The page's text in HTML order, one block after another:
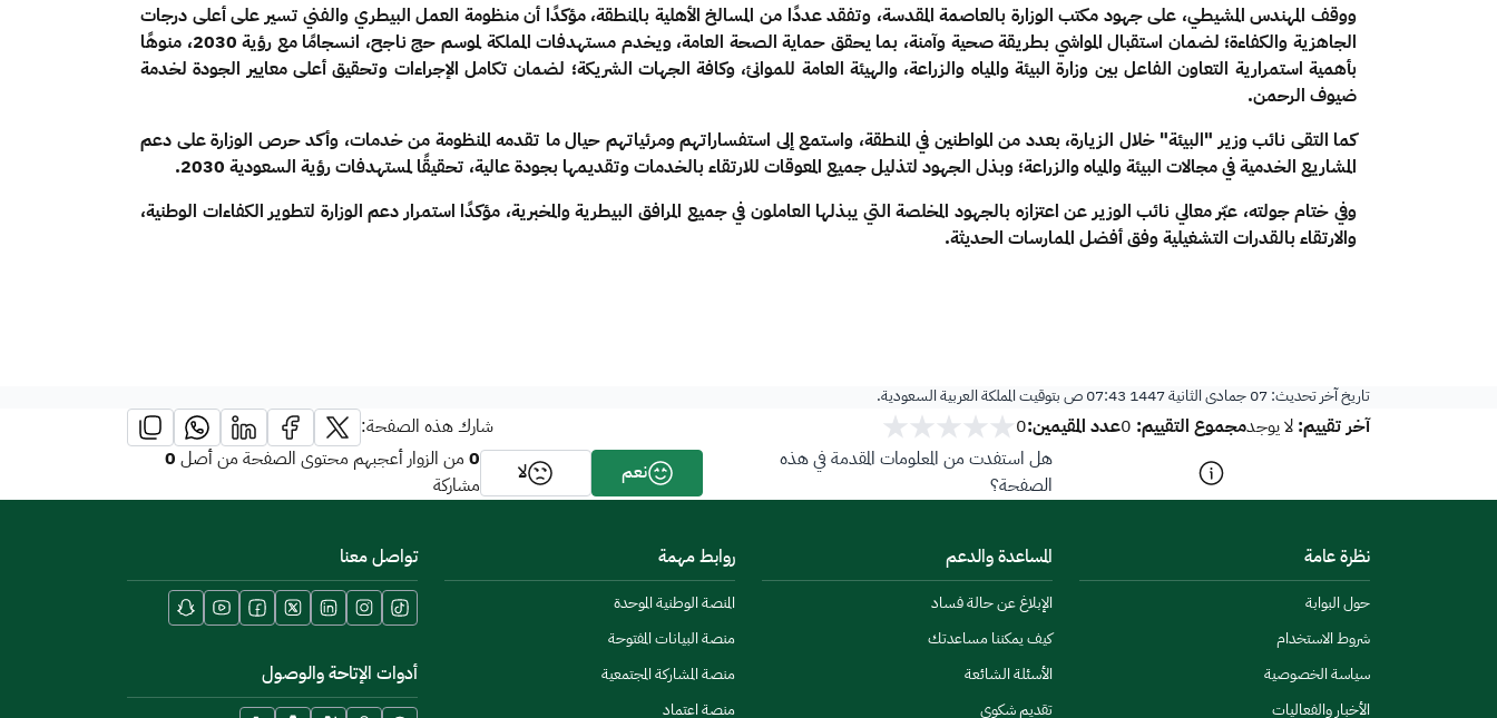
ووقف المهندس المشيطي، على جهود مكتب الوزارة بالعاصمة المقدسة، وتفقد عددًا من المسالخ الأهلية بالمنطقة، مؤكدًا أن منظومة العمل البيطري والفني تسير على أعلى درجات
الجاهزية والكفاءة؛ لضمان استقبال المواشي بطريقة صحية وآمنة، بما يحقق حماية الصحة العامة، ويخدم مستهدفات المملكة لموسم حج ناجح، انسجامًا مع رؤية 2030، منوهًا
بأهمية استمرارية التعاون الفاعل بين وزارة البيئة والمياه والزراعة، والهيئة العامة للموانئ، وكافة الجهات الشريكة؛ لضمان تكامل الإجراءات وتحقيق أعلى معايير الجودة لخدمة
ضيوف الرحمن.
كما التقى نائب وزير "البيئة" خلال الزيارة، بعدد من المواطنين في المنطقة، واستمع إلى استفساراتهم ومرئياتهم حيال ما تقدمه المنظومة من خدمات، وأكد حرص الوزارة على دعم
المشاريع الخدمية في مجالات البيئة والمياه والزراعة؛ وبذل الجهود لتذليل جميع المعوقات للارتقاء بالخدمات وتقديمها بجودة عالية، تحقيقًا لمستهدفات رؤية السعودية 2030.
وفي ختام جولته، عبّر معالي نائب الوزير عن اعتزازه بالجهود المخلصة التي يبذلها العاملون في جميع المرافق البيطرية والمخبرية، مؤكدًا استمرار دعم الوزارة لتطوير الكفاءات الوطنية،
والارتقاء بالقدرات التشغيلية وفق أفضل الممارسات الحديثة.​
تاريخ آخر تحديث:07 جمادى الثانية 1447 07:43 ص بتوقيت المملكة العربية السعودية.
آخر تقييم:لا يوجدمجموع التقييم: 0عدد المقيمين:0
شارك هذه الصفحة:
هل استفدت من المعلومات المقدمة في هذه
الصفحة؟
نعم لا 0من الزوار أعجبهم محتوى الصفحة من أصل0
مشاركة
نظرة عامة
حول البوابة
شروط الاستخدام
سياسة الخصوصية
الأخبار والفعاليات
المساعدة والدعم
الإبلاغ عن حالة فساد
كيف يمكننا مساعدتك
الأسئلة الشائعة
تقديم شكوى
روابط مهمة
المنصة الوطنية الموحدة
منصة البيانات المفتوحة
منصة المشاركة المجتمعية
منصة اعتماد
تواصل معنا
أدوات الإتاحة والوصول